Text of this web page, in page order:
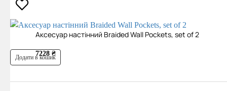
Аксесуар настінний Braided Wall Pockets, set of 2
7228 ₴
Додати в кошик